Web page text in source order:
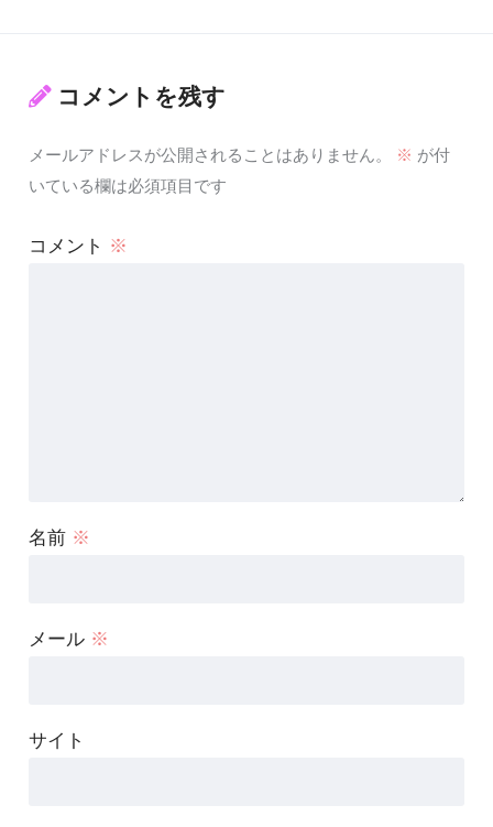
コメントを残す
メールアドレスが公開されることはありません。 ※ が付
いている欄は必須項目です
コメント ※
名前 ※
メール ※
サイト